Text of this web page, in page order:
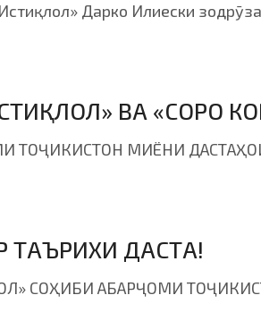
Дарко Илиески
ВА «СОРО
ТОҶИКИСТОН МИЁНИ
ТАЪРИХИ ДАСТА!
СОҲИБИ АБАРҶОМИ